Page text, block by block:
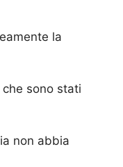
la
sono stati
non abbia